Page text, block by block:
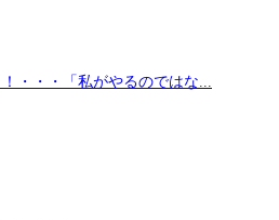
・・・「私がやるのではな...